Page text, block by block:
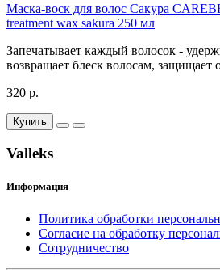
Маска-воск для волос Сакура
treatment wax sakura 250 мл
Запечатывает каждый волосок -
возвращает блеск волосам, защищает
320 р.
Купить
Valleks
Информация
Политика обработки
Согласие на обработку
Сотрудничество